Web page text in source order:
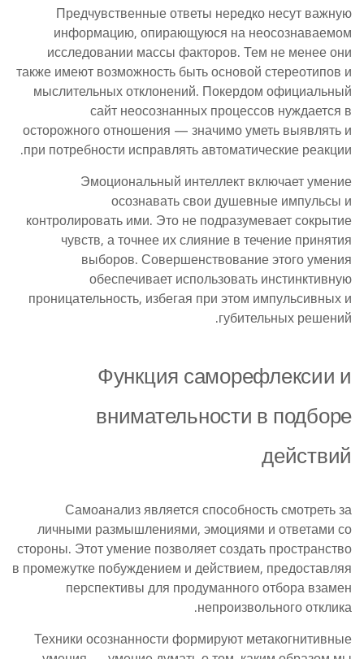
Предчувственные ответы нередко несут важную
информацию, опирающуюся на неосознаваемом
исследовании массы факторов. Тем не менее они
также имеют возможность быть основой стереотипов и
мыслительных отклонений. Покердом официальный
сайт неосознанных процессов нуждается в
осторожного отношения — значимо уметь выявлять и
при потребности исправлять автоматические реакции.
Эмоциональный интеллект включает умение
осознавать свои душевные импульсы и
контролировать ими. Это не подразумевает сокрытие
чувств, а точнее их слияние в течение принятия
выборов. Совершенствование этого умения
обеспечивает использовать инстинктивную
проницательность, избегая при этом импульсивных и
губительных решений.
Функция саморефлексии и
внимательности в подборе
действий
Самоанализ является способность смотреть за
личными размышлениями, эмоциями и ответами со
стороны. Этот умение позволяет создать пространство
в промежутке побуждением и действием, предоставляя
перспективы для продуманного отбора взамен
непроизвольного отклика.
Техники осознанности формируют метакогнитивные